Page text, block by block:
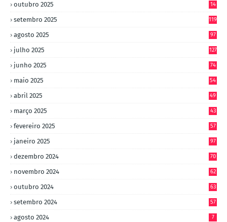
outubro 2025
14
setembro 2025 119
agosto 2025 97
julho 2025 127
junho 2025 74
maio 2025 54
abril 2025 49
março 2025 43
fevereiro 2025 57
janeiro 2025 97
dezembro 2024 70
novembro 2024 62
outubro 2024 63
setembro 2024 57
agosto 2024 7